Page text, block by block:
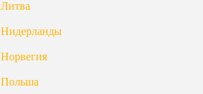
Литва
Нидерланды
Норвегия
Польша